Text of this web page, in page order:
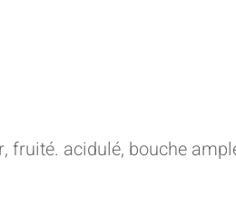
fruité. acidulé, bouche